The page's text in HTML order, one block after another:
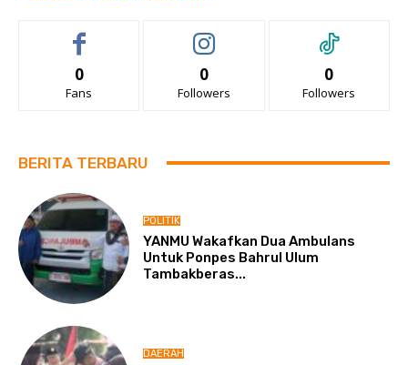
0
Fans
0
Followers
0
Followers
BERITA TERBARU
POLITIK
YANMU Wakafkan Dua Ambulans
Untuk Ponpes Bahrul Ulum
Tambakberas...
DAERAH